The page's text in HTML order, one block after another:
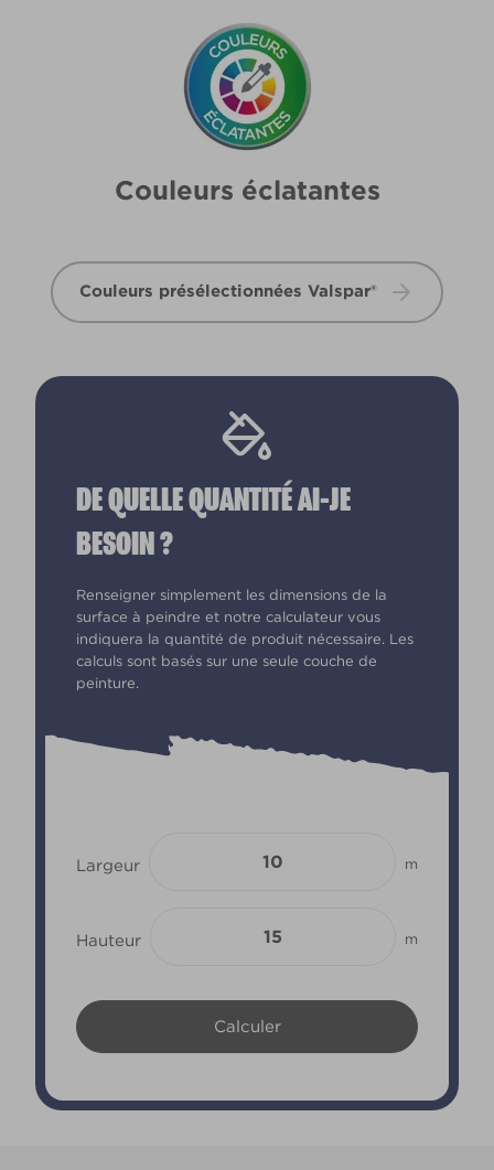
Couleurs éclatantes
Couleurs présélectionnées Valspar®
DE QUELLE QUANTITÉ AI-JE
BESOIN ?
Renseigner simplement les dimensions de la
surface à peindre et notre calculateur vous
indiquera la quantité de produit nécessaire. Les
calculs sont basés sur une seule couche de
peinture.
Largeur m
Hauteur m